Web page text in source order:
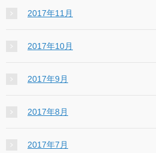
2017年11月
2017年10月
2017年9月
2017年8月
2017年7月